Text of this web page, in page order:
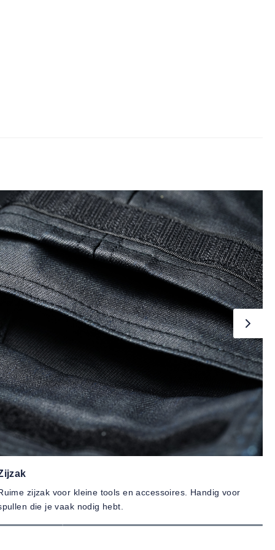
zijzak voor kleine tools en accessoires. Handig voor
die je vaak nodig hebt.